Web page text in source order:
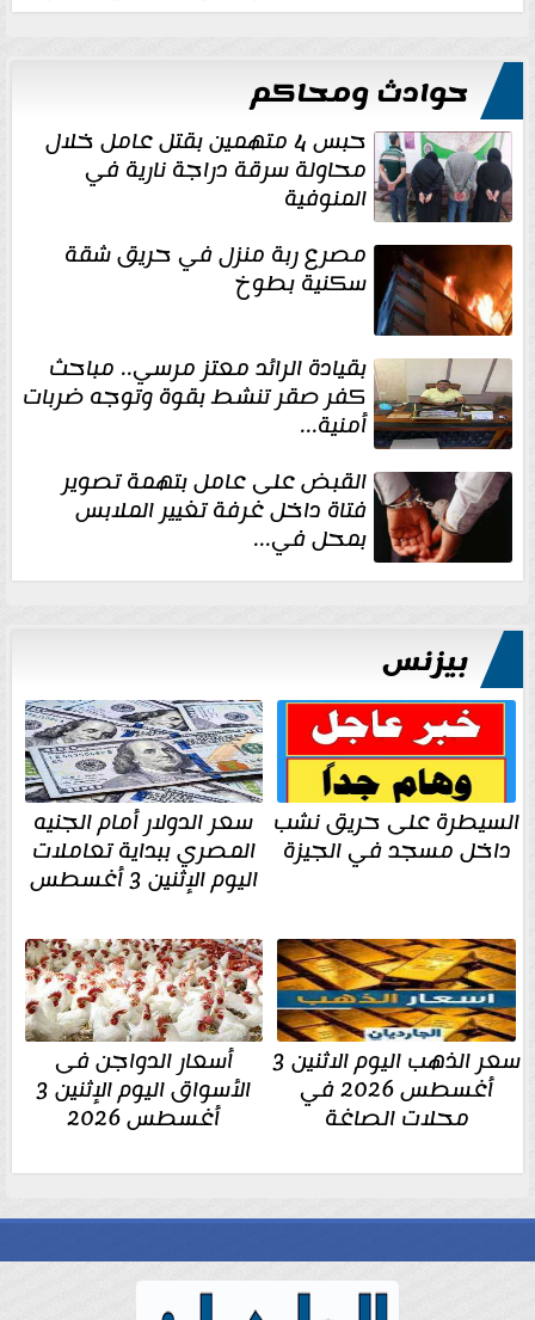
حوادث ومحاكم
حبس 4 متهمين بقتل عامل خلال
محاولة سرقة دراجة نارية في
المنوفية
مصرع ربة منزل في حريق شقة
سكنية بطوخ
بقيادة الرائد معتز مرسي.. مباحث
كفر صقر تنشط بقوة وتوجه ضربات
أمنية...
القبض على عامل بتهمة تصوير
فتاة داخل غرفة تغيير الملابس
بمحل في...
بيزنس
السيطرة على حريق نشب
داخل مسجد في الجيزة
سعر الدولار أمام الجنيه
المصري ببداية تعاملات
اليوم الإثنين 3 أغسطس
سعر الذهب اليوم الاثنين 3
أغسطس 2026 في
محلات الصاغة
أسعار الدواجن فى
الأسواق اليوم الإثنين 3
أغسطس 2026